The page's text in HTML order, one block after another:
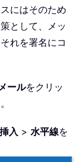
にはそのため
として、メッ
れを署名にコ
ールをクリッ
挿入 > 水平線を